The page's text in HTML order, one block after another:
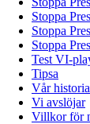
Stoppa
Stoppa
Stoppa
Test VI-
Tipsa
Vår historia
Vi avslöjar
Villkor för